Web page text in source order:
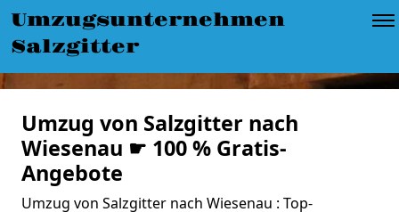
Umzugsunternehmen
Salzgitter
Umzug von Salzgitter nach
Wiesenau ☛ 100 % Gratis-
Angebote
Umzug von Salzgitter nach Wiesenau : Top-